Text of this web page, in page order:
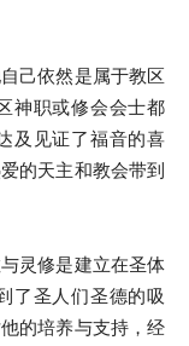
己依然是属于教区
神职或修会会士都
及见证了福音的喜
的天主和教会带到
灵修是建立在圣体
了圣人们圣德的吸
的培养与支持，经